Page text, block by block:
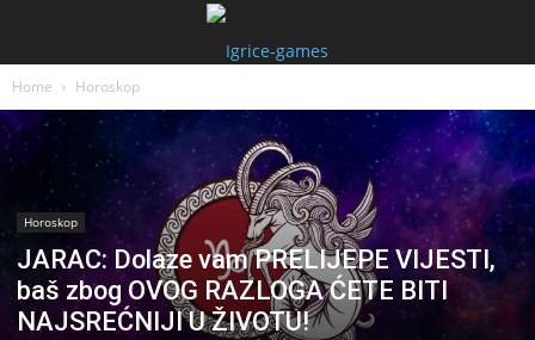
Home Horoskop
Horoskop
JARAC: Dolaze vam PRELIJEPE VIJESTI,
baš zbog OVOG RAZLOGA ĆETE BITI
NAJSREĆNIJI U ŽIVOTU!